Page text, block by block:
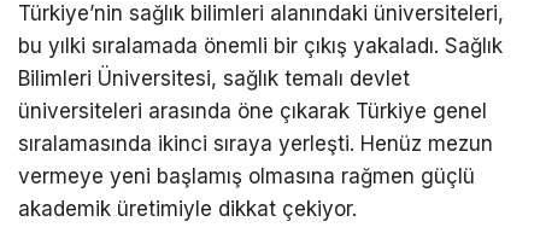
Türkiye’nin sağlık bilimleri alanındaki üniversiteleri,
bu yılki sıralamada önemli bir çıkış yakaladı. Sağlık
Bilimleri Üniversitesi, sağlık temalı devlet
üniversiteleri arasında öne çıkarak Türkiye genel
sıralamasında ikinci sıraya yerleşti. Henüz mezun
vermeye yeni başlamış olmasına rağmen güçlü
akademik üretimiyle dikkat çekiyor.